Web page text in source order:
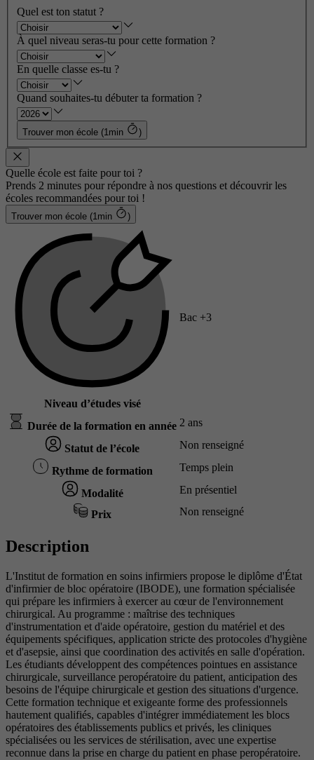
Quel est ton statut ?
À quel niveau seras-tu pour cette formation ?
En quelle classe es-tu ?
Quand souhaites-tu débuter ta formation ?
Trouver mon école (1min )
Quelle école est faite pour toi ?
Prends 2 minutes pour répondre à nos questions et découvrir les
écoles recommandées pour toi !
Trouver mon école (1min )
Niveau d’études visé
Bac +3
Durée de la formation en année 2 ans
Statut de l’école Non renseigné
Rythme de formation Temps plein
Modalité En présentiel
Prix Non renseigné
Description
L'Institut de formation en soins infirmiers propose le diplôme d'État
d'infirmier de bloc opératoire (IBODE), une formation spécialisée
qui prépare les infirmiers à exercer au cœur de l'environnement
chirurgical. Au programme : maîtrise des techniques
d'instrumentation et d'aide opératoire, gestion du matériel et des
équipements spécifiques, application stricte des protocoles d'hygiène
et d'asepsie, ainsi que coordination des activités en salle d'opération.
Les étudiants développent des compétences pointues en assistance
chirurgicale, surveillance peropératoire du patient, anticipation des
besoins de l'équipe chirurgicale et gestion des situations d'urgence.
Cette formation technique et exigeante forme des professionnels
hautement qualifiés, capables d'intégrer immédiatement les blocs
opératoires des établissements publics et privés, les cliniques
spécialisées ou les services de stérilisation, avec une expertise
reconnue dans la prise en charge du patient en phase peropératoire.